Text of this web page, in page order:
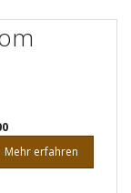
Mehr erfahren